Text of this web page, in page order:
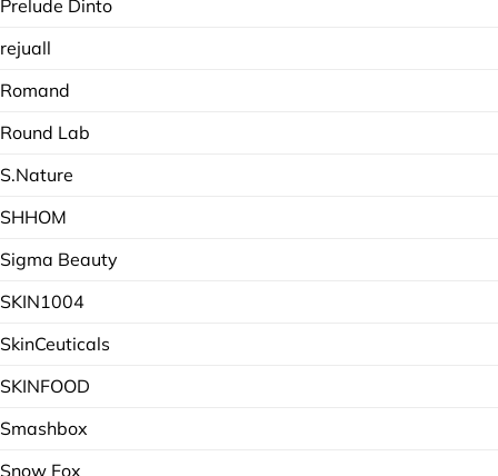
Prelude Dinto
rejuall
Romand
Round Lab
S.Nature
SHHOM
Sigma Beauty
SKIN1004
SkinCeuticals
SKINFOOD
Smashbox
Snow Fox